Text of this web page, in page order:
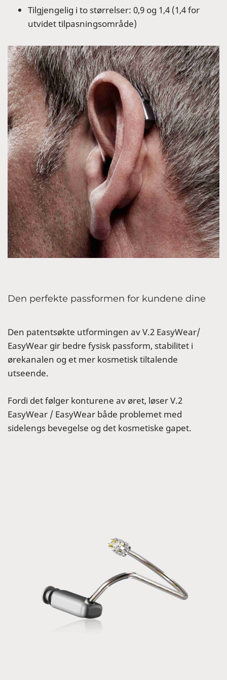
Tilgjengelig i to størrelser: 0,9 og 1,4 (1,4 for
utvidet tilpasningsområde)
Den perfekte passformen for kundene dine
Den patentsøkte utformingen av V.2 EasyWear/
EasyWear gir bedre fysisk passform, stabilitet i
ørekanalen og et mer kosmetisk tiltalende
utseende.
Fordi det følger konturene av øret, løser V.2
EasyWear / EasyWear både problemet med
sidelengs bevegelse og det kosmetiske gapet.